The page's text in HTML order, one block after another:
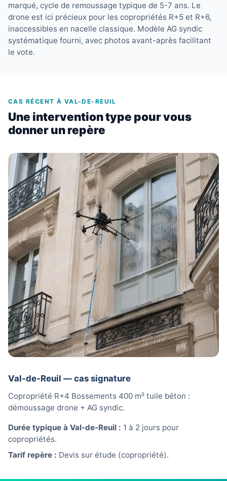
marqué, cycle de remoussage typique de 5-7 ans. Le
drone est ici précieux pour les copropriétés R+5 et R+6,
inaccessibles en nacelle classique. Modèle AG syndic
systématique fourni, avec photos avant-après facilitant
le vote.
CAS RÉCENT À VAL-DE-REUIL
Une intervention type pour vous
donner un repère
Val-de-Reuil — cas signature
Copropriété R+4 Bossements 400 m² tuile béton :
démoussage drone + AG syndic.
Durée typique à Val-de-Reuil : 1 à 2 jours pour
copropriétés.
Tarif repère : Devis sur étude (copropriété).